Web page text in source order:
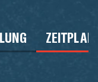
ZEITPLAN